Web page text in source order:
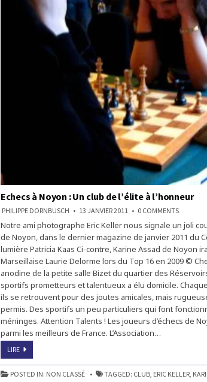
Echecs à Noyon : Un club de l’élite à l’honneur
PHILIPPE DORNBUSCH 13 JANVIER 2011 0 COMMENTSON
À
NOYON
:
UN
CLUB
DE
À
Notre ami photographe Eric Keller nous signale un joli
de Noyon, dans le dernier magazine de janvier 2011 du
lumière Patricia Kaas Ci-contre, Karine Assad de Noyon
Marseillaise Laurie Delorme lors du Top 16 en 2009 ©
anodine de la petite salle Bizet du quartier des
sportifs prometteurs et talentueux a élu domicile.
ils se retrouvent pour des joutes amicales, mais
permis. Des sportifs un peu particuliers qui font
méninges. Attention Talents ! Les joueurs d’échecs de
parmi les meilleurs de France. L’Association…
LIREECHECS
NOYON
:
UN
POSTED IN: NON CLASSÉ TAGGED: CLUB, ERIC KELLER,